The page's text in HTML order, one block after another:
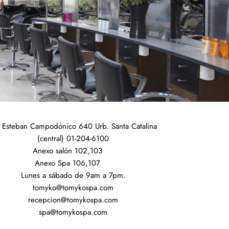
Campodónico 640 Urb. Santa Catalina
(central) 01-204-6100
Anexo salón 102,103
Anexo Spa 106,107
Lunes a sábado de 9am a 7pm.
tomyko@tomykospa.com
recepcion@tomykospa.com
spa@tomykospa.com